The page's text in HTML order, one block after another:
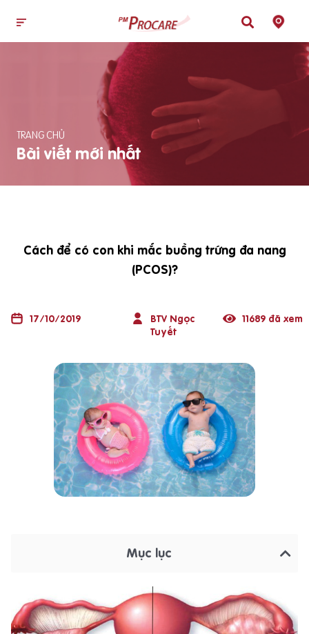
TRANG CHỦ
Bài viết mới nhất
Cách để có con khi mắc buồng trứng đa nang
(PCOS)?
17/10/2019
BTV Ngọc
Tuyết
11689 đã xem
Mục lục